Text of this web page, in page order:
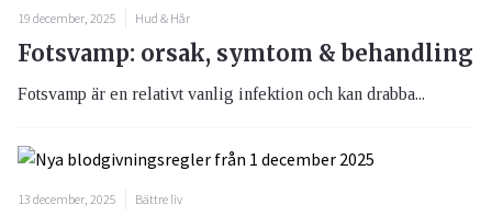
19 december, 2025 Hud & Hår
Fotsvamp: orsak, symtom & behandling
Fotsvamp är en relativt vanlig infektion och kan drabba...
13 december, 2025 Bättre liv